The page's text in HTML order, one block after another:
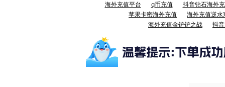
海外充值平台 q币充值
抖音钻石海外
苹果卡密海外充值
海外充值逆水
海外充值金铲铲之战
抖